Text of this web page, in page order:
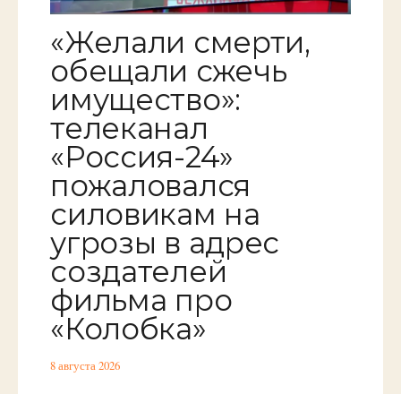
«Желали смерти,
обещали сжечь
имущество»:
телеканал
«Россия-24»
пожаловался
силовикам на
угрозы в адрес
создателей
фильма про
«Колобка»
8 августа 2026